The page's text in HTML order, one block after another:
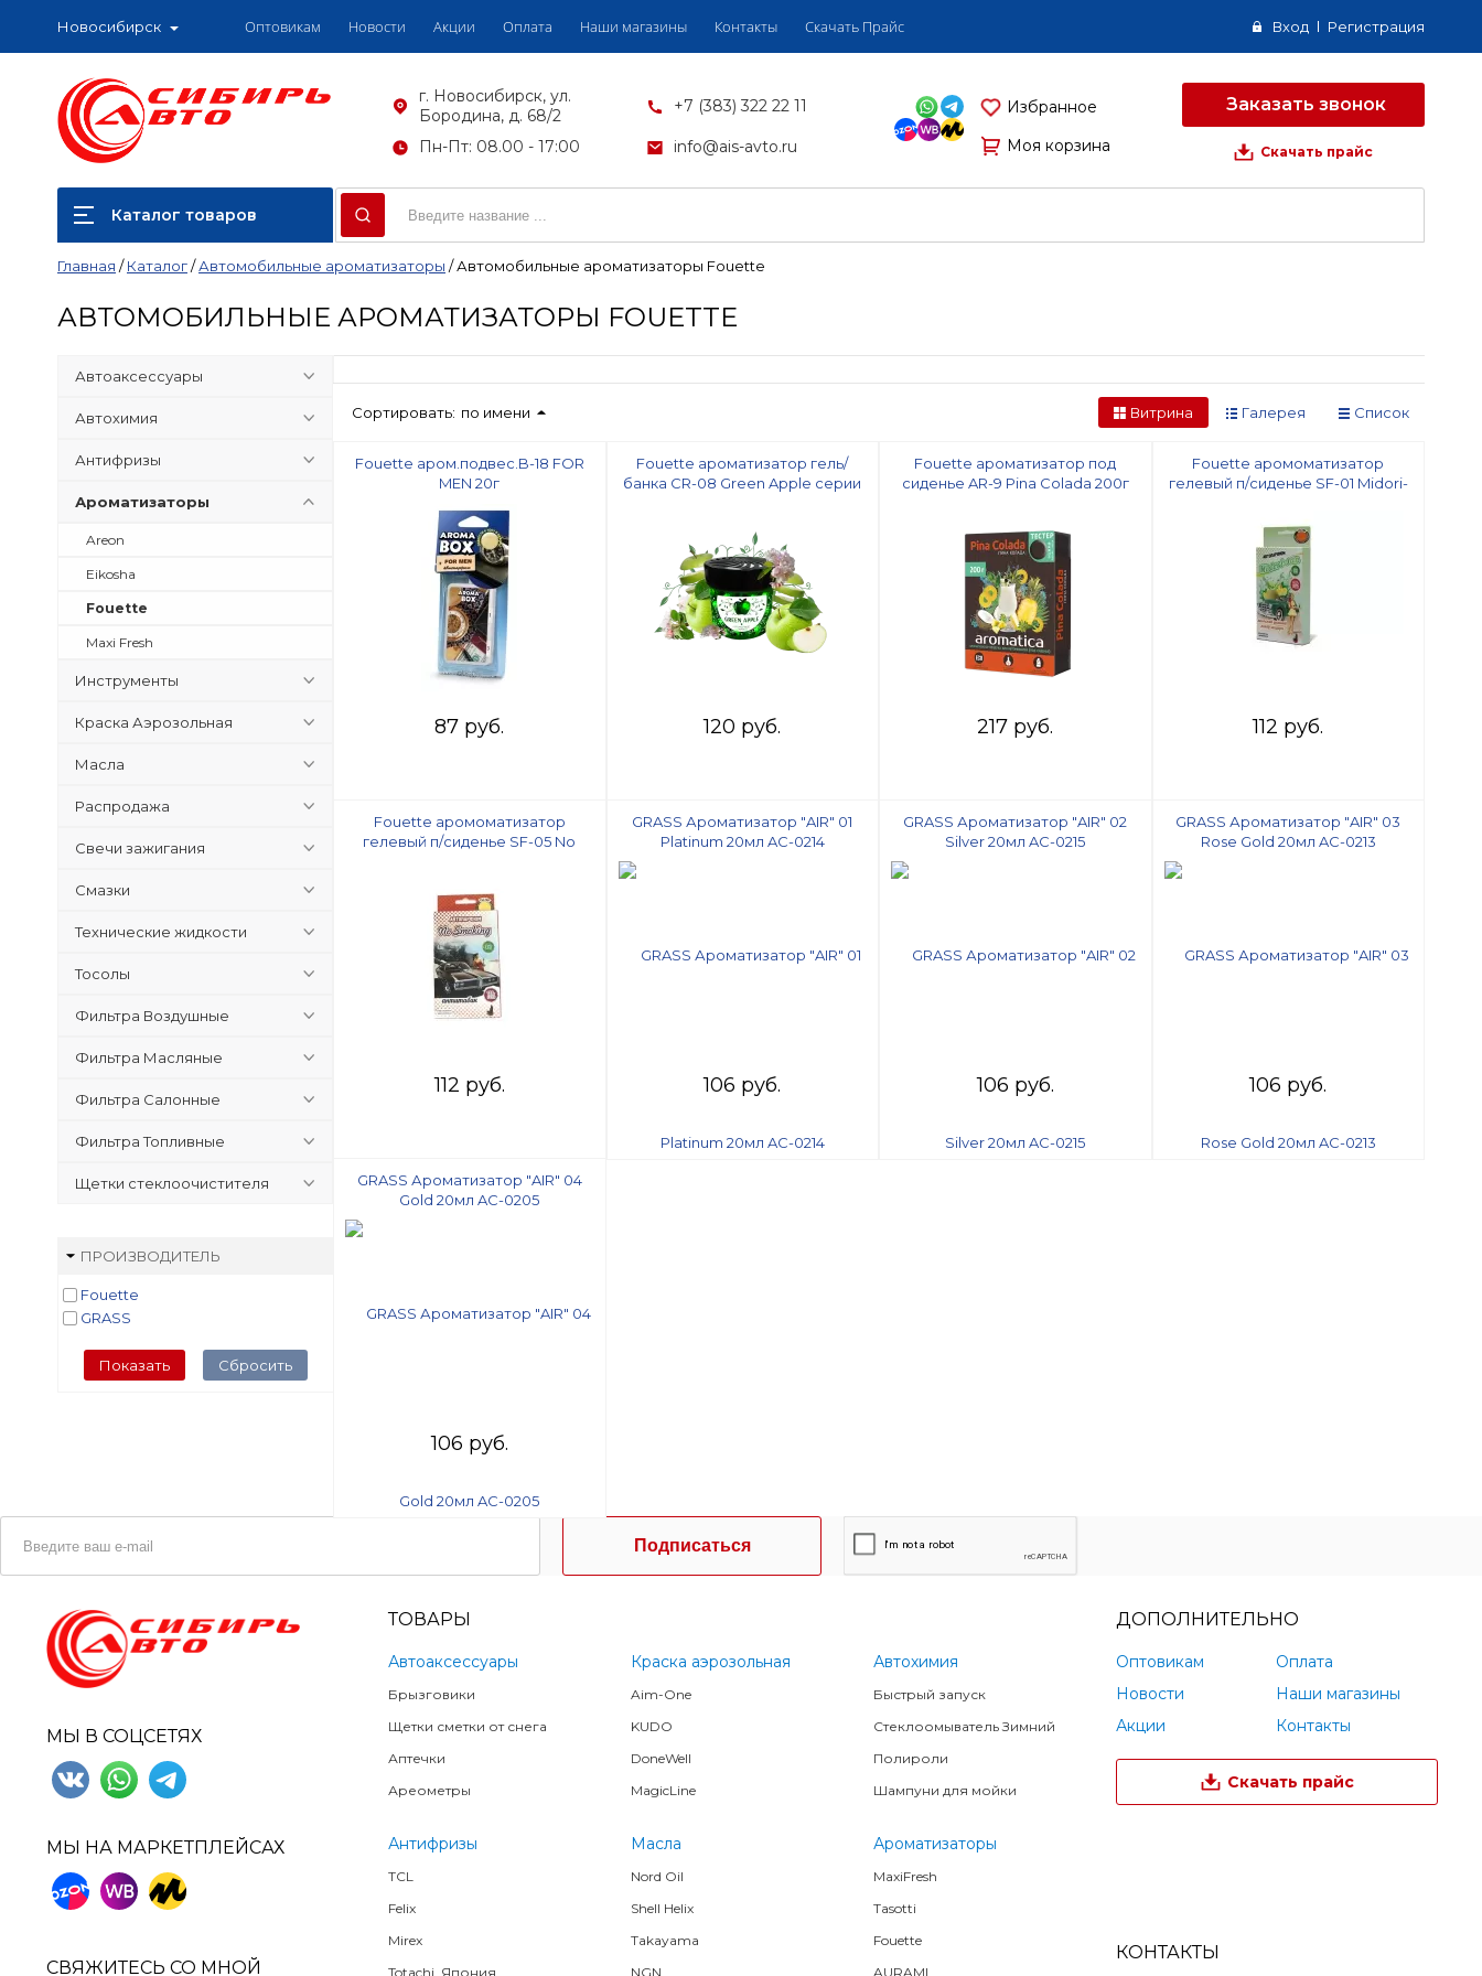
Новосибирск Оптовикам Новости Акции Оплата Наши магазины Контакты Скачать Прайс Вход Регистрация
г. Новосибирск, ул.
Бородина, д. 68/2
+7 (383) 322 22 11
Пн-Пт: 08.00 - 17:00 info@ais-avto.ru
Избранное
Моя корзина
Заказать звонок
Скачать прайс
Каталог товаров
Главная /Каталог/Автомобильные ароматизаторы /Автомобильные ароматизаторы Fouette
АВТОМОБИЛЬНЫЕ АРОМАТИЗАТОРЫ FOUETTE
Автоаксессуары
Автохимия
Антифризы
Ароматизаторы
Areon
Eikosha
Fouette
Maxi Fresh
Инструменты
Краска Аэрозольная
Масла
Распродажа
Свечи зажигания
Смазки
Технические жидкости
Тосолы
Фильтра Воздушные
Фильтра Масляные
Фильтра Салонные
Фильтра Топливные
Щетки стеклоочистителя
ПРОИЗВОДИТЕЛЬ
Fouette
GRASS
Показать Сбросить
Список
Галерея
Витрина
Сортировать: по имени
Fouette аром.подвес.B-18 FOR
MEN 20г
87 руб.
Fouette ароматизатор гель/
банка CR-08 Green Apple серии
120 руб.
Fouette ароматизатор под
сиденье AR-9 Pina Colada 200г
217 руб.
Fouette аромоматизатор
гелевый п/сиденье SF-01 Midori-
112 руб.
Fouette аромоматизатор
гелевый п/сиденье SF-05 No
112 руб.
GRASS Ароматизатор "AIR" 01
Platinum 20мл AC-0214
106 руб.
GRASS Ароматизатор "AIR" 02
Silver 20мл AC-0215
106 руб.
GRASS Ароматизатор "AIR" 03
Rose Gold 20мл AC-0213
106 руб.
GRASS Ароматизатор "AIR" 04
Gold 20мл AC-0205
106 руб.
Подписаться
МЫ В СОЦСЕТЯХ
МЫ НА МАРКЕТПЛЕЙСАХ
СВЯЖИТЕСЬ СО МНОЙ
ТОВАРЫ
Автоаксессуары
Брызговики
Щетки сметки от снега
Аптечки
Ареометры
Краска аэрозольная
Aim-One
KUDO
DoneWell
MagicLine
Автохимия
Быстрый запуск
Стеклоомыватель Зимний
Полироли
Шампуни для мойки
Антифризы
TCL
Felix
Mirex
Totachi, Япония
Масла
Nord Oil
Shell Helix
Takayama
NGN
Ароматизаторы
MaxiFresh
Tasotti
Fouette
AURAMI
ДОПОЛНИТЕЛЬНО
Оптовикам
Оплата
Новости
Наши магазины
Акции
Контакты
Скачать прайс
КОНТАКТЫ